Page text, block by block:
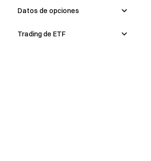
Datos de opciones
Trading de ETF